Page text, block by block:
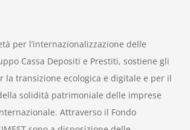
per l’internazionalizzazione delle
Cassa Depositi e Prestiti, sostiene gli
la transizione ecologica e digitale e per il
solidità patrimoniale delle imprese
Attraverso il Fondo